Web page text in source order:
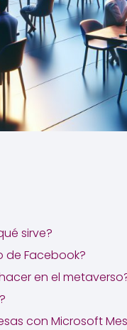
sirve?
de Facebook?
en el
con Microsoft